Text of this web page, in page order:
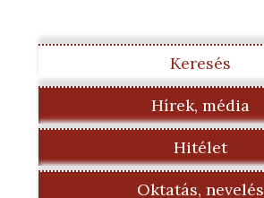
Keresés
Hírek, média
Hitélet
Oktatás, nevelés